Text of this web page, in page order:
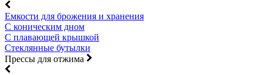
Емкости для брожения и хранения
С коническим дном
С плавающей крышкой
Стеклянные бутылки
Прессы для отжима